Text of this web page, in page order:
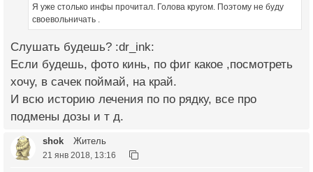
Я уже столько инфы прочитал. Голова кругом. Поэтому не буду
своевольничать .
Слушать будешь? :dr_ink:
Если будешь, фото кинь, по фиг какое ,посмотреть
хочу, в сачек поймай, на край.
И всю историю лечения по по рядку, все про
подмены дозы и т д.
shok Житель
21 янв 2018, 13:16